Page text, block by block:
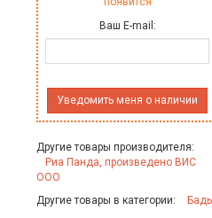
Ваш E-mail:
Уведомить меня о наличии
Другие товары производителя:
Риа Панда, произведено ВИС
ООО
Другие товары в категории: